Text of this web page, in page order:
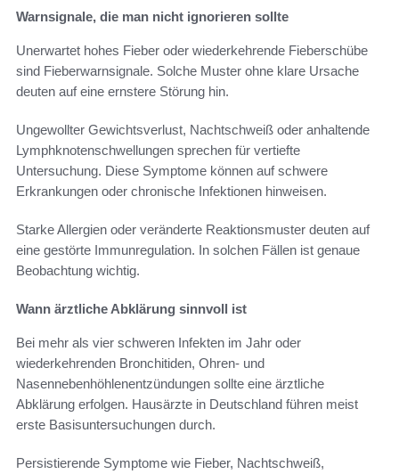
Warnsignale, die man nicht ignorieren sollte
Unerwartet hohes Fieber oder wiederkehrende Fieberschübe
sind Fieberwarnsignale. Solche Muster ohne klare Ursache
deuten auf eine ernstere Störung hin.
Ungewollter Gewichtsverlust, Nachtschweiß oder anhaltende
Lymphknotenschwellungen sprechen für vertiefte
Untersuchung. Diese Symptome können auf schwere
Erkrankungen oder chronische Infektionen hinweisen.
Starke Allergien oder veränderte Reaktionsmuster deuten auf
eine gestörte Immunregulation. In solchen Fällen ist genaue
Beobachtung wichtig.
Wann ärztliche Abklärung sinnvoll ist
Bei mehr als vier schweren Infekten im Jahr oder
wiederkehrenden Bronchitiden, Ohren- und
Nasennebenhöhlenentzündungen sollte eine ärztliche
Abklärung erfolgen. Hausärzte in Deutschland führen meist
erste Basisuntersuchungen durch.
Persistierende Symptome wie Fieber, Nachtschweiß,